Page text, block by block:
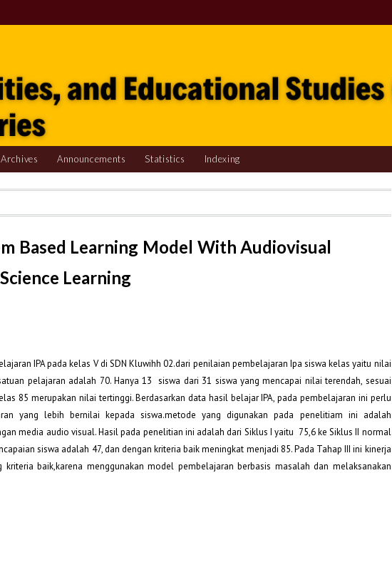
Archives Announcements Statistics Indexing
Based Learning Model With Audiovisual
Learning
IPA pada kelas V di SDN Kluwihh 02.dari penilaian pembelajaran Ipa siswa kelas yaitu nilai
pelajaran adalah 70. Hanya 13 siswa dari 31 siswa yang mencapai nilai terendah, sesuai
85 merupakan nilai tertinggi. Berdasarkan data hasil belajar IPA, pada pembelajaran ini perlu
yang lebih bernilai kepada siswa.metode yang digunakan pada penelitiam ini adalah
media audio visual. Hasil pada penelitian ini adalah dari Siklus I yaitu 75,6 ke Siklus II normal
siswa adalah 47, dan dengan kriteria baik meningkat menjadi 85. Pada Tahap III ini kinerja
baik,karena menggunakan model pembelajaran berbasis masalah dan melaksanakan